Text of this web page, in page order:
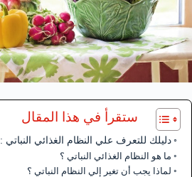
ستقرأ في هذا المقال
دليلك للتعرف علي النظام الغذائي النباتي :
ما هو النظام الغذائي النباتي ؟
لماذا يجب أن تغير إلي النظام النباتي ؟